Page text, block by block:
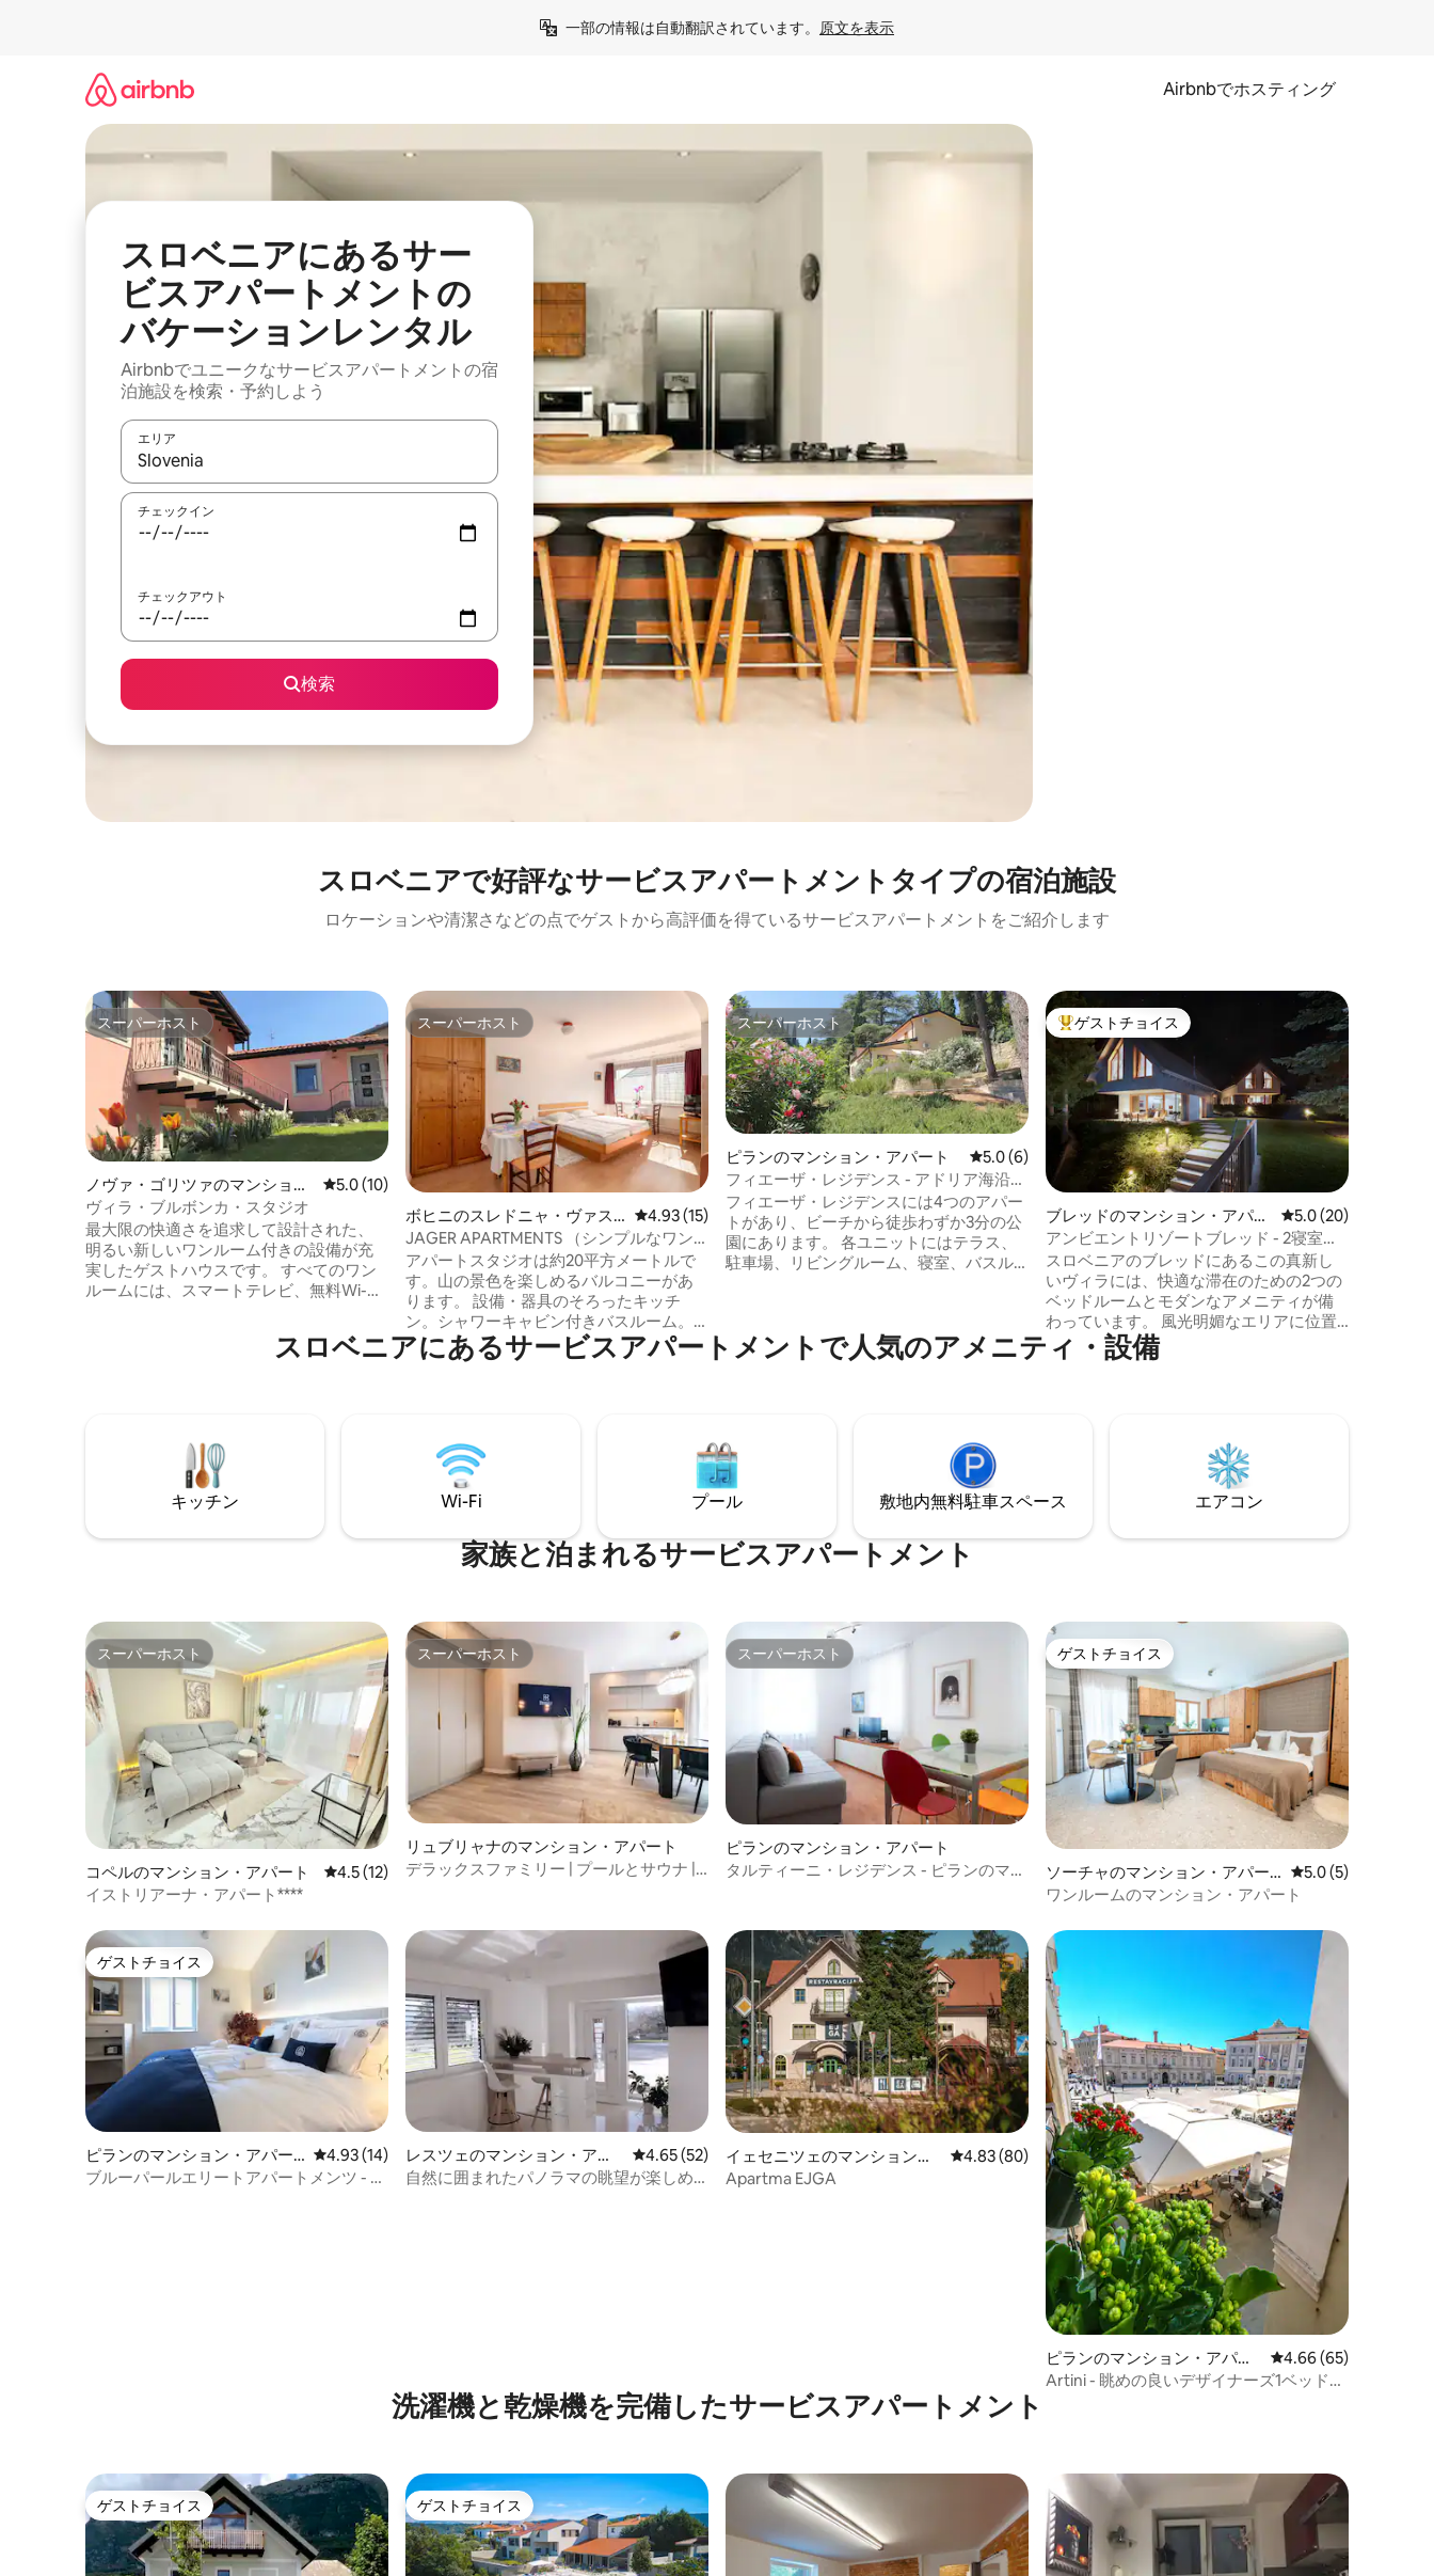
一部の情報は自動翻訳されています。 原文を表示
Airbnbでホスティング
スロベニアにあるサー
ビスアパートメントの
バケーションレンタル
Airbnbでユニークなサービスアパートメントの宿
泊施設を検索・予約しよう
エリア
検索結果が表示されたら、上下の矢印キーを使って移動するか、画面をタッチまたはスワイプして検索結果を確認することができます。
チェックイン
チェックアウト
検索
スロベニアで好評なサービスアパートメントタイプの宿泊施設
ロケーションや清潔さなどの点でゲストから高評価を得ているサービスアパートメントをご紹介します
スーパーホスト
スーパーホスト
ノヴァ・ゴリツァのマンショ
ン・アパート
レビュー10件、5つ星中5.0つ星の平均評価
5.0 (10)
ヴィラ・ブルボンカ・スタジオ
最大限の快適さを追求して設計された、
明るい新しいワンルーム付きの設備が充
実したゲストハウスです。 すべてのワン
ルームには、スマートテレビ、無料Wi-
40平方メートル：大人2名＋子供2名 コー
ご用意しております。 市内中心部から1
kmのノヴァ・ゴリツァ（スロベニア）ま
たはゴリツィア（イタリア）での完璧な
滞在。 当社のワンルームアパートはお得
です。
スーパーホスト
スーパーホスト
ボヒニのスレドニャ・ヴァス
のマンション・アパート
レビュー15件、5つ星中4.93つ星の平均評価
4.93 (15)
JAGER APARTMENTS （シンプルなワン
ルームマンション）
アパートスタジオは約20平方メートルで
す。山の景色を楽しめるバルコニーがあ
ります。 設備・器具のそろったキッチ
ン。シャワーキャビン付きバスルーム。
こちらは個人宅ではなく、アパートホテ
ルですのでご注意ください アパートハウ
ヴォーゲルのスキー場は7 km以内にあり
ます。 半径100 ～ 500メートル以内には、
小さな食料品店と地元の名物料理を提供
する2軒のレストランがあります。
スーパーホスト
スーパーホスト
ピランのマンション・アパート レビュー6件、5つ星中5.0つ星の平均評価
5.0 (6)
フィエーザ・レジデンス - アドリア海沿い
のアパート
フィエーザ・レジデンスには4つのアパー
トがあり、ビーチから徒歩わずか3分の公
園にあります。 各ユニットにはテラス、
駐車場、リビングルーム、寝室、バスル
提供します。 宿泊施設には、スマートテ
レビ、無料Wi-Fi、エアコン、キッチン設
囲気を作り出しています。
大好評のゲストチョイスです。
ゲストチョイス
ブレッドのマンション・アパー
ト
レビュー20件、5つ
5.0 (20)
アンビエントリゾートブレッド - 2寝室ヴ
ィラ
スロベニアのブレッドにあるこの真新し
いヴィラには、快適な滞在のための2つの
ベッドルームとモダンなアメニティが備
わっています。 風光明媚なエリアに位置
するヴィラで、周囲の山々や田園地帯の
美しい景色を眺めることができます。 プ
ュなデザインと最高のロケーションを備
えたこのヴィラは、スロベニアでのんび
りした休暇を過ごしたいカップル、ご家
族、小人数のグループに最適です。
スロベニアにあるサービスアパートメントで人気のアメニティ・設備
キッチン Wi-Fi プール 敷地内無料駐⁠車ス⁠ペ⁠ー⁠ス エアコン
家族と泊まれるサービスアパートメント
スーパーホスト
スーパーホスト
コペルのマンション・アパート レビュー12件、5つ星中4.5つ星の平均評価
4.5 (12)
イストリアーナ・アパート****
スーパーホスト
スーパーホスト
リュブリャナのマンション・アパート
デラックスファミリー | プールとサウナ |
スーパーホスト
スーパーホスト
ピランのマンション・アパート
タルティーニ・レジデンス - ピランのマン
ゲストチョイス
ゲストチョイス
ソーチャのマンション・アパー
ト
レビュー5件、5つ
5.0 (5)
ワンルームのマンション・アパート
ゲストチョイス
ゲストチョイス
ピランのマンション・アパー
ト
レビュー14件、5つ星中4.93つ星の平均評価
4.93 (14)
ブルーパールエリートアパートメンツ - デ
レスツェのマンション・アパ
ート
レビュー52件、5つ星中4.65つ星の平均評価
4.65 (52)
自然に囲まれたパノラマの眺望が楽しめ
イェセニツェのマンション・
アパート
レビュー80件、5つ星中4.83つ星の平均評価
4.83 (80)
Apartma EJGA
ピランのマンション・アパー
ト
レビュー65件、5つ星
4.66 (65)
Artini - 眺めの良いデザイナーズ1ベッドル
洗濯機と乾燥機を完備したサービスアパートメント
ゲストチョイス
ゲストチョイス ゲストチョイス
ゲストチョイス